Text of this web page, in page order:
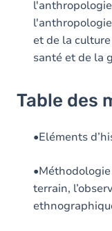
et de la
santé et de la
Table des
•Eléments
terrain,